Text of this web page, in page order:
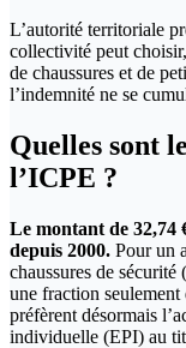
L’autorité territoriale
collectivité peut
de chaussures et de
l’indemnité ne se
Quelles sont
l’ICPE ?
Le montant de 32,74
depuis 2000. Pour un
chaussures de
une fraction
préfèrent désormais
individuelle (EPI) au